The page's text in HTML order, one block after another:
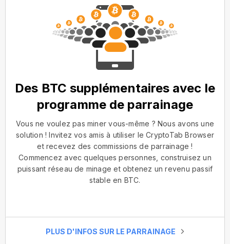
Des BTC supplémentaires avec le
programme de parrainage
Vous ne voulez pas miner vous-même ? Nous avons une
solution ! Invitez vos amis à utiliser le CryptoTab Browser
et recevez des commissions de parrainage !
Commencez avec quelques personnes, construisez un
puissant réseau de minage et obtenez un revenu passif
stable en BTC.
PLUS D'INFOS SUR LE PARRAINAGE